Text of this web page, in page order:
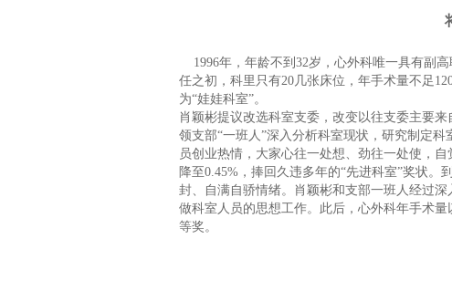
1996年，年龄不到32岁，心外科唯一具有副
任之初，科里只有20几张床位，年手术量不足
为“娃娃科室”。
肖颖彬提议改选科室支委，改变以往支委主要
领支部“一班人”深入分析科室现状，研究制定
员创业热情，大家心往一处想、劲往一处使，
降至0.45%，捧回久违多年的“先进科室”奖状。
封、自满自骄情绪。肖颖彬和支部一班人经过
做科室人员的思想工作。此后，心外科年手术
等奖。